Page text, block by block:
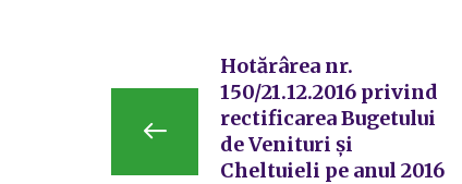
Hotărârea nr.
150/21.12.2016 privind
rectificarea Bugetului
de Venituri și
Cheltuieli pe anul 2016